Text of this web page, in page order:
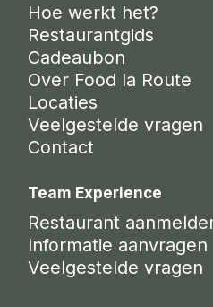
Hoe werkt het?
Restaurantgids
Cadeaubon
Over Food la Route
Locaties
Veelgestelde vragen
Contact
Team Experience
Restaurant
Informatie aanvragen
Veelgestelde vragen